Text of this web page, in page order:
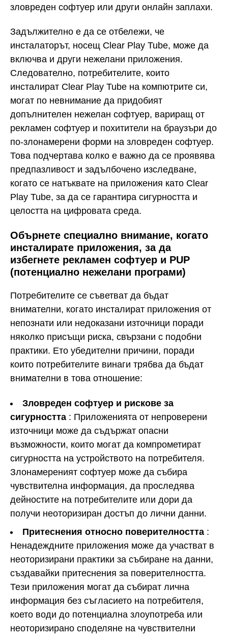
зловреден софтуер или други онлайн заплахи.
Задължително е да се отбележи, че
инсталаторът, носещ Clear Play Tube, може да
включва и други нежелани приложения.
Следователно, потребителите, които
инсталират Clear Play Tube на компютрите си,
могат по невнимание да придобият
допълнителен нежелан софтуер, вариращ от
рекламен софтуер и похитители на браузъри до
по-злонамерени форми на зловреден софтуер.
Това подчертава колко е важно да се проявява
предпазливост и задълбочено изследване,
когато се натъквате на приложения като Clear
Play Tube, за да се гарантира сигурността и
целостта на цифровата среда.
Обърнете специално внимание, когато
инсталирате приложения, за да
избегнете рекламен софтуер и PUP
(потенциално нежелани програми)
Потребителите се съветват да бъдат
внимателни, когато инсталират приложения от
непознати или недоказани източници поради
няколко присъщи риска, свързани с подобни
практики. Ето убедителни причини, поради
които потребителите винаги трябва да бъдат
внимателни в това отношение:
Зловреден софтуер и рискове за
сигурността : Приложенията от непроверени
източници може да съдържат опасни
възможности, които могат да компрометират
сигурността на устройството на потребителя.
Злонамереният софтуер може да събира
чувствителна информация, да проследява
дейностите на потребителите или дори да
получи неоторизиран достъп до лични данни.
Притеснения относно поверителността :
Ненадеждните приложения може да участват в
неоторизирани практики за събиране на данни,
създавайки притеснения за поверителността.
Тези приложения могат да събират лична
информация без съгласието на потребителя,
което води до потенциална злоупотреба или
неоторизирано споделяне на чувствителни